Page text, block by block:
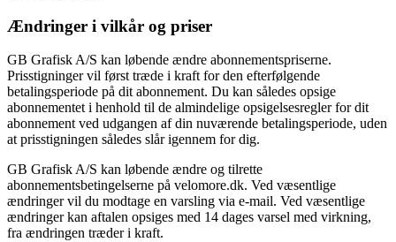
Ændringer i vilkår og priser
GB Grafisk A/S kan løbende ændre abonnementspriserne.
Prisstigninger vil først træde i kraft for den efterfølgende
betalingsperiode på dit abonnement. Du kan således opsige
abonnementet i henhold til de almindelige opsigelsesregler for dit
abonnement ved udgangen af din nuværende betalingsperiode, uden
at prisstigningen således slår igennem for dig.
GB Grafisk A/S kan løbende ændre og tilrette
abonnementsbetingelserne på velomore.dk. Ved væsentlige
ændringer vil du modtage en varsling via e-mail. Ved væsentlige
ændringer kan aftalen opsiges med 14 dages varsel med virkning,
fra ændringen træder i kraft.